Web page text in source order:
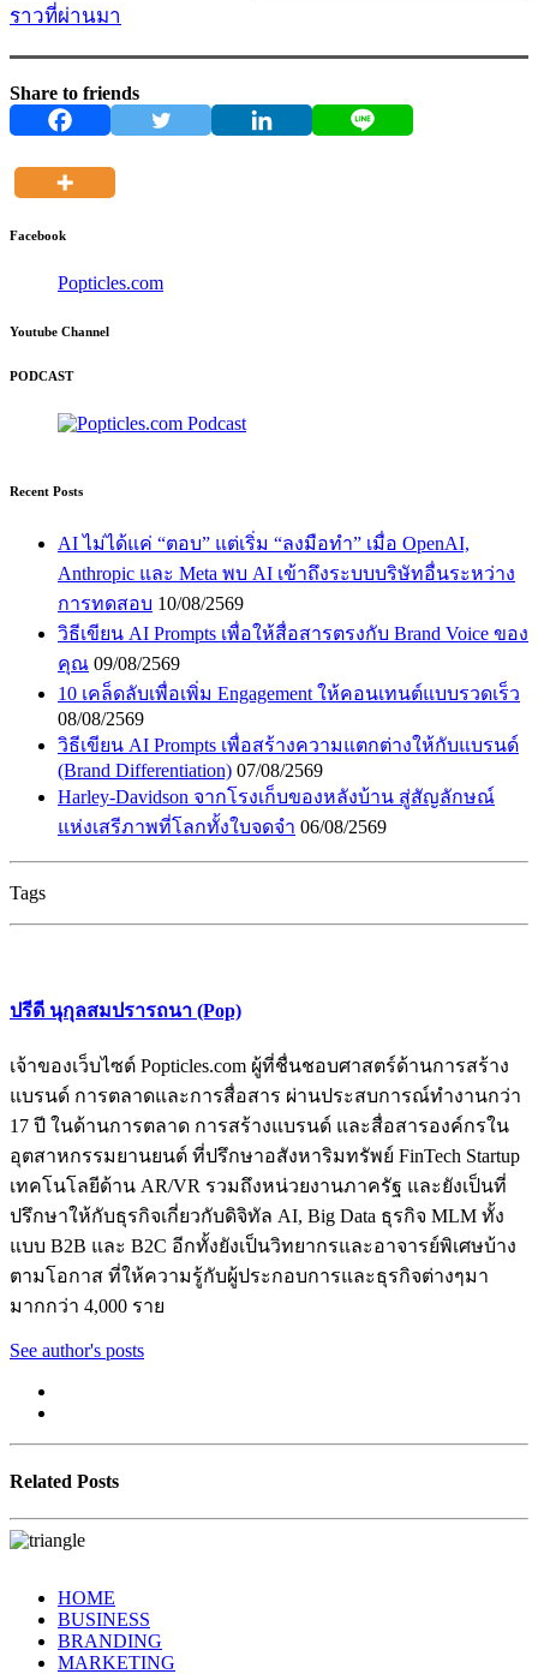
ราวที่ผ่านมา
Share to friends
Facebook
Popticles.com
Youtube Channel
PODCAST
Recent Posts
AI ไม่ได้แค่ “ตอบ” แต่เริ่ม “ลงมือทำ” เมื่อ OpenAI,
Anthropic และ Meta พบ AI เข้าถึงระบบบริษัทอื่นระหว่าง
การทดสอบ 10/08/2569
วิธีเขียน AI Prompts เพื่อให้สื่อสารตรงกับ Brand Voice ของ
คุณ 09/08/2569
10 เคล็ดลับเพื่อเพิ่ม Engagement ให้คอนเทนต์แบบรวดเร็ว
08/08/2569
วิธีเขียน AI Prompts เพื่อสร้างความแตกต่างให้กับแบรนด์
(Brand Differentiation) 07/08/2569
Harley-Davidson จากโรงเก็บของหลังบ้าน สู่สัญลักษณ์
แห่งเสรีภาพที่โลกทั้งใบจดจำ 06/08/2569
Tags
ปรีดี นุกุลสมปรารถนา (Pop)
เจ้าของเว็บไซต์ Popticles.com ผู้ที่ชื่นชอบศาสตร์ด้านการสร้าง
แบรนด์ การตลาดและการสื่อสาร ผ่านประสบการณ์ทำงานกว่า
17 ปี ในด้านการตลาด การสร้างแบรนด์ และสื่อสารองค์กรใน
อุตสาหกรรมยานยนต์ ที่ปรึกษาอสังหาริมทรัพย์ FinTech Startup
เทคโนโลยีด้าน AR/VR รวมถึงหน่วยงานภาครัฐ และยังเป็นที่
ปรึกษาให้กับธุรกิจเกี่ยวกับดิจิทัล AI, Big Data ธุรกิจ MLM ทั้ง
แบบ B2B และ B2C อีกทั้งยังเป็นวิทยากรและอาจารย์พิเศษบ้าง
ตามโอกาส ที่ให้ความรู้กับผู้ประกอบการและธุรกิจต่างๆมา
มากกว่า 4,000 ราย
See author's posts
Related Posts
HOME
BUSINESS
BRANDING
MARKETING